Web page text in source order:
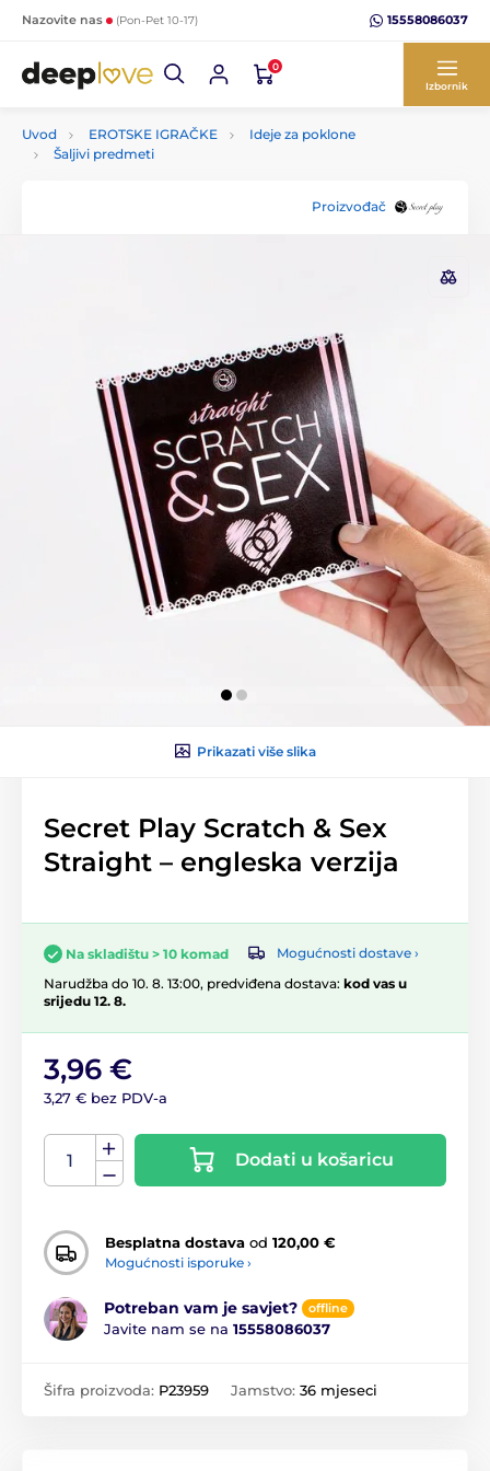
Nazovite nas (Pon-Pet 10-17) 15558086037
0
Izbornik
Uvod EROTSKE IGRAČKE
Ideje za poklone
Šaljivi predmeti
Proizvođač
Prikazati više slika
Secret Play Scratch & Sex
Straight – engleska verzija
Na skladištu > 10 komad
Mogućnosti dostave ›
Narudžba do 10. 8. 13:00, predviđena dostava: kod vas u
srijedu 12. 8.
3,96 €
3,27 € bez PDV-a
Dodati u košaricu
Besplatna dostava od 120,00 €
Mogućnosti isporuke ›
Potreban vam je savjet? offline
Javite nam se na 15558086037
Šifra proizvoda: P23959 Jamstvo: 36 mjeseci